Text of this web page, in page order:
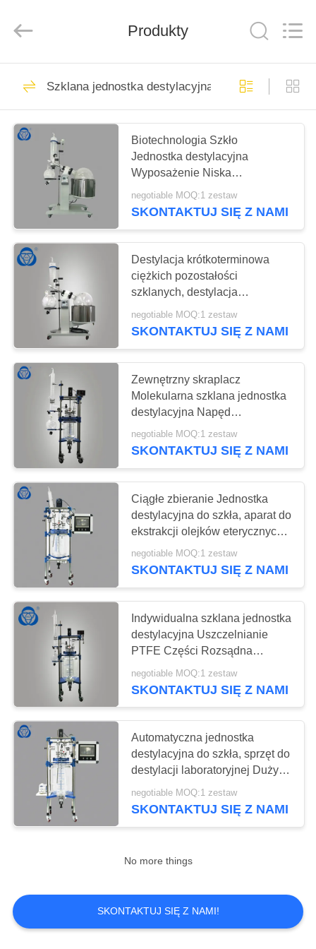
DOM
PRODUKTY
WYCIECZKA
PO
FABRYCE
KONTROLA
JAKOŚCI
SKONTAKTUJ
NAMI
SITEMAP
PRIVACY
POLICY
Co.,Ltd.
Szklany reaktor
Reaktor szklany
wysokociśnieniowy
6
Reaktor ze szkła
borokrzemowego
Reaktor szklany z
płaszczem
6
Szklane naczynie z
płaszczem
6
Obrotowy parownik
próżniowy
Produkty
Szklana jednostka destylacyjna
Biotechnologia Szkło
Jednostka destylacyjna
Wyposażenie Niska
temperatura wrzenia Kolba
karmiona z płaszczem
negotiable MOQ:1 zestaw
SKONTAKTUJ SIĘ Z NAMI
Destylacja krótkoterminowa
ciężkich pozostałości
szklanych, destylacja
próżniowa szklana
negotiable MOQ:1 zestaw
SKONTAKTUJ SIĘ Z NAMI
Zewnętrzny skraplacz
Molekularna szklana jednostka
destylacyjna Napęd
magnetyczny z silnikiem
negotiable MOQ:1 zestaw
SKONTAKTUJ SIĘ Z NAMI
Ciągłe zbieranie Jednostka
destylacyjna do szkła, aparat do
ekstrakcji olejków eterycznych
Ciągłe zbieranie
negotiable MOQ:1 zestaw
SKONTAKTUJ SIĘ Z NAMI
Indywidualna szklana jednostka
destylacyjna Uszczelnianie
PTFE Części Rozsądna
konstrukcja
negotiable MOQ:1 zestaw
SKONTAKTUJ SIĘ Z NAMI
Automatyczna jednostka
destylacyjna do szkła, sprzęt do
destylacji laboratoryjnej Duży
wyświetlacz LCD
negotiable MOQ:1 zestaw
SKONTAKTUJ SIĘ Z NAMI
No more things
SKONTAKTUJ SIĘ Z NAMI!